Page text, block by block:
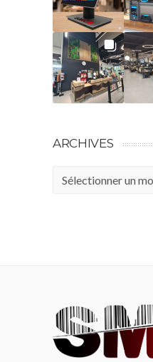
ARCHIVES
Archives